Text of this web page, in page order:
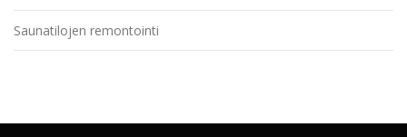
Saunatilojen remontointi